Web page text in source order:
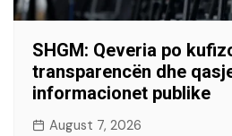
SHGM: Qeveria po
transparencën dhe
informacionet publike
August 7, 2026